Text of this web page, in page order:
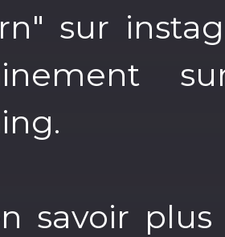
sur
savoir